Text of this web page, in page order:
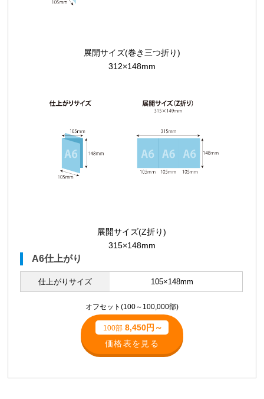
展開サイズ(巻き三つ折り)
312×148mm
展開サイズ(Z折り)
315×148mm
A6仕上がり
仕上がりサイズ 105×148mm
オフセット(100～100,000部)
100部8,450円～
価格表を見る